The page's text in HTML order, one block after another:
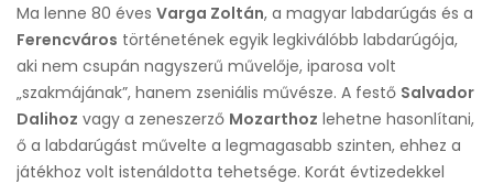
Ma lenne 80 éves Varga Zoltán, a magyar labdarúgás és a
Ferencváros történetének egyik legkiválóbb labdarúgója,
aki nem csupán nagyszerű művelője, iparosa volt
„szakmájának”, hanem zseniális művésze. A festő Salvador
Dalihoz vagy a zeneszerző Mozarthoz lehetne hasonlítani,
ő a labdarúgást művelte a legmagasabb szinten, ehhez a
játékhoz volt istenáldotta tehetsége. Korát évtizedekkel